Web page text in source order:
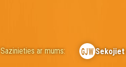
Sazinieties ar mums: Sekojiet